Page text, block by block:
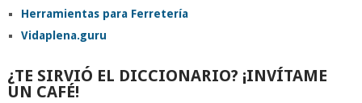
Herramientas para Ferretería
Vidaplena.guru
¿TE SIRVIÓ EL DICCIONARIO? ¡INVÍTAME
UN CAFÉ!